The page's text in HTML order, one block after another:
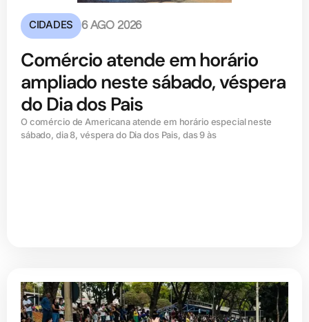
CIDADES 6 AGO 2026
Comércio atende em horário
ampliado neste sábado, véspera
do Dia dos Pais
O comércio de Americana atende em horário especial neste
sábado, dia 8, véspera do Dia dos Pais, das 9 às